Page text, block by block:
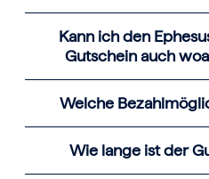
Kann ich den
Gutschein auch
Welche
Wie lange ist der